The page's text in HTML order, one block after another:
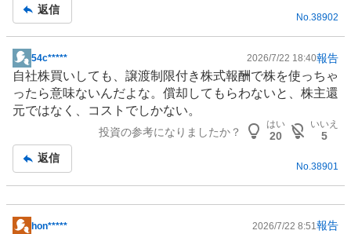
返信
No.38902
掲
示
板
記
54c***** 2026/7/22 18:40報告
自社株買いしても、譲渡制限付き株式報酬で株を使っちゃ
ったら意味ないんだよな。償却してもらわないと、株主還
元ではなく、コストでしかない。
投資の参考になりましたか？
はい
20
いいえ
5
返信
No. 38901
hon***** 2026/7/22 8:51 報告